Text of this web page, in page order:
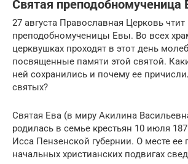
Святая преподобномученица
27 августа Православная Церковь
преподобномученицы Евы. Во всех
церквушках проходят в этот день
посвященные памяти этой святой.
ней сохранились и почему ее
святых?
Святая Ева (в миру Акилина
родилась в семье крестьян 10 июля
Исса Пензенской губернии. О месте ее
начальных христианских подвигах